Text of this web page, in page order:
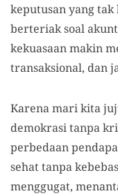
keputusan yang
berteriak soal
kekuasaan makin
transaksional, dan
Karena mari kita
demokrasi tanpa
perbedaan
sehat tanpa
menggugat,